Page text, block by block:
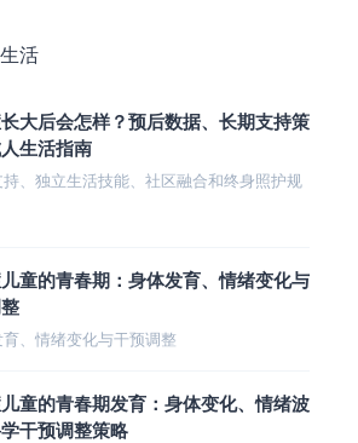
活
大后会怎样？预后数据、长期支持策
生活指南
持、独立生活技能、社区融合和终身照护规
童的青春期：身体发育、情绪变化与
、情绪变化与干预调整
童的青春期发育：身体变化、情绪波
干预调整策略